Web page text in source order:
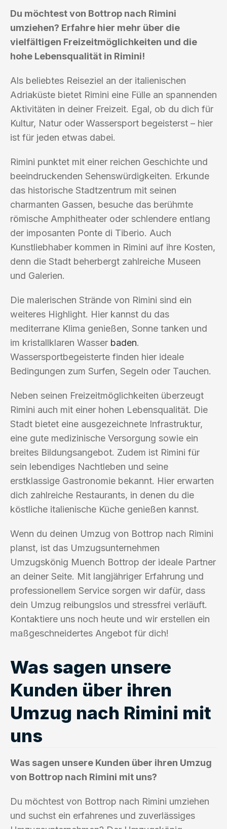
Du möchtest von Bottrop nach Rimini
umziehen? Erfahre hier mehr über die
vielfältigen Freizeitmöglichkeiten und die
hohe Lebensqualität in Rimini!
Als beliebtes Reiseziel an der italienischen
Adriaküste bietet Rimini eine Fülle an spannenden
Aktivitäten in deiner Freizeit. Egal, ob du dich für
Kultur, Natur oder Wassersport begeisterst – hier
ist für jeden etwas dabei.
Rimini punktet mit einer reichen Geschichte und
beeindruckenden Sehenswürdigkeiten. Erkunde
das historische Stadtzentrum mit seinen
charmanten Gassen, besuche das berühmte
römische Amphitheater oder schlendere entlang
der imposanten Ponte di Tiberio. Auch
Kunstliebhaber kommen in Rimini auf ihre Kosten,
denn die Stadt beherbergt zahlreiche Museen
und Galerien.
Die malerischen Strände von Rimini sind ein
weiteres Highlight. Hier kannst du das
mediterrane Klima genießen, Sonne tanken und
im kristallklaren Wasser baden.
Wassersportbegeisterte finden hier ideale
Bedingungen zum Surfen, Segeln oder Tauchen.
Neben seinen Freizeitmöglichkeiten überzeugt
Rimini auch mit einer hohen Lebensqualität. Die
Stadt bietet eine ausgezeichnete Infrastruktur,
eine gute medizinische Versorgung sowie ein
breites Bildungsangebot. Zudem ist Rimini für
sein lebendiges Nachtleben und seine
erstklassige Gastronomie bekannt. Hier erwarten
dich zahlreiche Restaurants, in denen du die
köstliche italienische Küche genießen kannst.
Wenn du deinen Umzug von Bottrop nach Rimini
planst, ist das Umzugsunternehmen
Umzugskönig Muench Bottrop der ideale Partner
an deiner Seite. Mit langjähriger Erfahrung und
professionellem Service sorgen wir dafür, dass
dein Umzug reibungslos und stressfrei verläuft.
Kontaktiere uns noch heute und wir erstellen ein
maßgeschneidertes Angebot für dich!
Was sagen unsere
Kunden über ihren
Umzug nach Rimini mit
uns
Was sagen unsere Kunden über ihren Umzug
von Bottrop nach Rimini mit uns?
Du möchtest von Bottrop nach Rimini umziehen
und suchst ein erfahrenes und zuverlässiges